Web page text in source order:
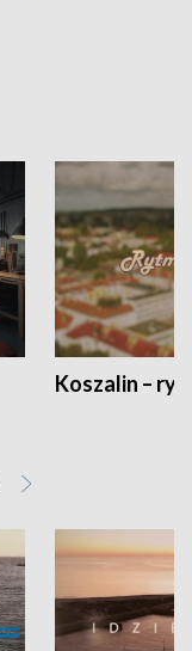
Koszalin –